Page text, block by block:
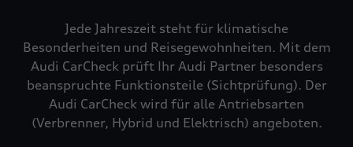
Jede Jahreszeit steht für klimatische
Besonderheiten und Reisegewohnheiten. Mit dem
Audi CarCheck prüft Ihr Audi Partner besonders
beanspruchte Funktionsteile (Sichtprüfung). Der
Audi CarCheck wird für alle Antriebsarten
(Verbrenner, Hybrid und Elektrisch) angeboten.